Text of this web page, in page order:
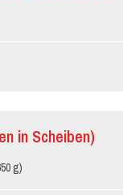
in Scheiben)
g)